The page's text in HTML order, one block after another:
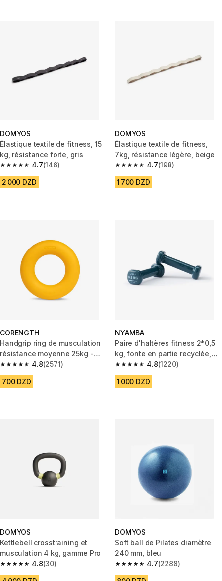
DOMYOS
Élastique textile de fitness, 15
kg, résistance forte, gris
4.7
4.7 out of 5 stars from 146 reviews
(146)
2 000 DZD
DOMYOS
Élastique textile de fitness,
7kg, résistance légère, beige
4.7
4.7 out of 5 stars from 198
(198)
1 700 DZD
CORENGTH
Handgrip ring de musculation
résistance moyenne 25kg -
orange
4.8
4.8 out of 5 stars from 2571 reviews
(2571)
700 DZD
NYAMBA
Paire d'haltères fitness 2*0,5
kg, fonte en partie recyclée,
bleu marine
4.8
4.8 out of 5 stars from 1220
(1220)
1 000 DZD
DOMYOS
Kettlebell crosstraining et
musculation 4 kg, gamme Pro
4.8
4.8 out of 5 stars from 30 reviews
(30)
DOMYOS
Soft ball de Pilates diamètre
240 mm, bleu
4.7
4.7 out of 5 stars from 2288
(2288)